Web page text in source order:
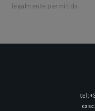
legalmente permitida.